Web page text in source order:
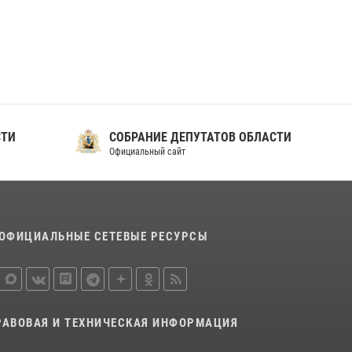
СОБРАНИЕ ДЕПУТАТОВ ОБЛАСТИ
Официальный сайт
СЕТЕВЫЕ РЕСУРСЫ
И ТЕХНИЧЕСКАЯ ИНФОРМАЦИЯ